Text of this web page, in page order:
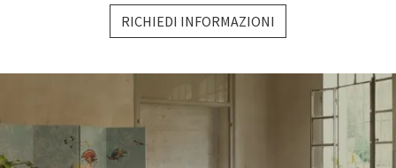
RICHIEDI INFORMAZIONI